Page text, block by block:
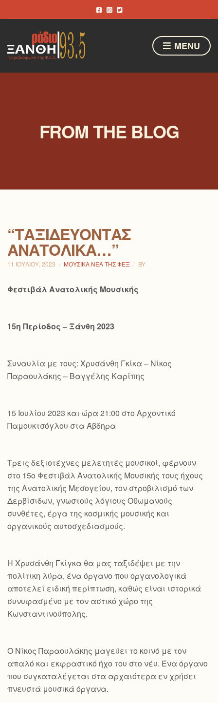
MENU
FROM THE BLOG
“ΤΑΞΙΔΕΎΟΝΤΑΣ
ΑΝΑΤΟΛΙΚΆ…”
11 ΙΟΥΛΊΟΥ, 2023 ΜΟΥΣΙΚΆ ΝΈΑ ΤΗΣ ΦΕΞ BY
Φεστιβάλ Ανατολικής Μουσικής
15η Περίοδος – Ξάνθη 2023
Συναυλία με τους: Χρυσάνθη Γκίκα – Νίκος
Παραουλάκης – Βαγγέλης Καρίπης
15 Ιουλίου 2023 και ώρα 21:00 στο Αρχοντικό
Παμουκτσόγλου στα Άβδηρα
Τρεις δεξιοτέχνες μελετητές μουσικοί, φέρνουν
στο 15ο Φεστιβάλ Ανατολικής Μουσικής τους ήχους
της Ανατολικής Μεσογείου, τον στροβιλισμό των
Δερβίσιδων, γνωστούς λόγιους Οθωμανούς
συνθέτες, έργα της κοσμικής μουσικής και
οργανικούς αυτοσχεδιασμούς.
Η Χρυσάνθη Γκίγκα θα μας ταξιδέψει με την
πολίτικη λύρα, ένα όργανο που οργανολογικά
αποτελεί ειδική περίπτωση, καθώς είναι ιστορικά
συνυφασμένο με τον αστικό χώρο της
Κωνσταντινούπολης.
Ο Νίκος Παραουλάκης μαγεύει το κοινό με τον
απαλό και εκφραστικό ήχο του στο νέυ. Ένα όργανο
που συγκαταλέγεται στα αρχαιότερα εν χρήσει
πνευστά μουσικά όργανα.